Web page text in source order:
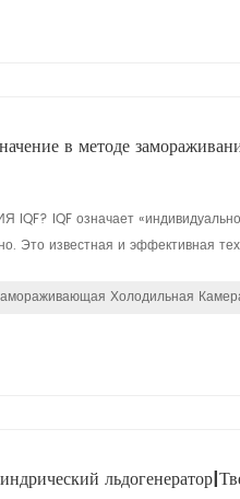
в методе
IQF означает «индивидуально
Это известная и эффективная
Холодильная